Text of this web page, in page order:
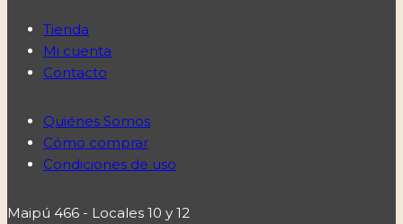
Tienda
Mi cuenta
Contacto
Quiénes Somos
Cómo comprar
Condiciones de uso
Maipú 466 - Locales 10 y 12